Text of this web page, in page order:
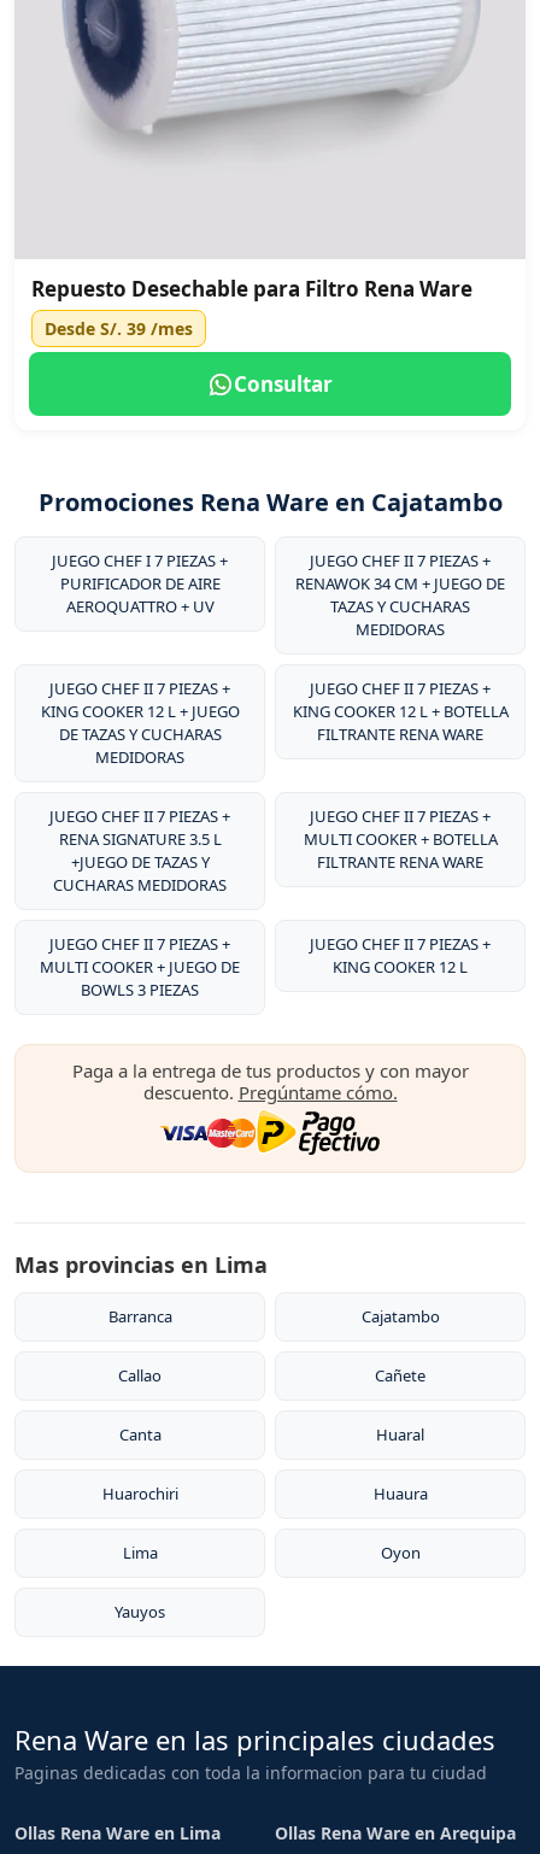
Repuesto Desechable para Filtro Rena Ware
Desde S/. 39 /mes
Consultar
Promociones Rena Ware en Cajatambo
JUEGO CHEF I 7 PIEZAS +
PURIFICADOR DE AIRE
AEROQUATTRO + UV
JUEGO CHEF II 7 PIEZAS +
RENAWOK 34 CM + JUEGO DE
TAZAS Y CUCHARAS
MEDIDORAS
JUEGO CHEF II 7 PIEZAS +
KING COOKER 12 L + JUEGO
DE TAZAS Y CUCHARAS
MEDIDORAS
JUEGO CHEF II 7 PIEZAS +
KING COOKER 12 L + BOTELLA
FILTRANTE RENA WARE
JUEGO CHEF II 7 PIEZAS +
RENA SIGNATURE 3.5 L
+JUEGO DE TAZAS Y
CUCHARAS MEDIDORAS
JUEGO CHEF II 7 PIEZAS +
MULTI COOKER + BOTELLA
FILTRANTE RENA WARE
JUEGO CHEF II 7 PIEZAS +
MULTI COOKER + JUEGO DE
BOWLS 3 PIEZAS
JUEGO CHEF II 7 PIEZAS +
KING COOKER 12 L
Paga a la entrega de tus productos y con mayor
descuento. Pregúntame cómo.
Mas provincias en Lima
Barranca Cajatambo
Callao Cañete
Canta Huaral
Huarochiri Huaura
Lima Oyon
Yauyos
Rena Ware en las principales ciudades
Paginas dedicadas con toda la informacion para tu ciudad
Ollas Rena Ware en Lima Ollas Rena Ware en Arequipa